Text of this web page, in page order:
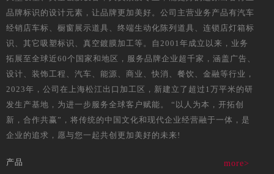
品牌标识的设计元素，让品牌更加美好。公司主营业务产品有汽车
经销店车标、橱窗展示道具、终端生动化陈列道具、连锁店灯箱标
识、其它吸塑标识、真空鍍膜加工等。自2001年成立以来，业务
拓展至全球近60个国家和地区，服务品牌企业超千家，涵盖广告、
设计、装饰工程、汽车、能源、商业、快消、餐饮、金融等行业，
2023年，公司在上海松江出口加工区，新建立了超过1万平米的研
发生产基地，为进一步服务全球客户赋能。 “以人为本，开拓创
新，合作共赢”，将传统的中国文化和现代企业经营融于一体，是
企业的追求，愿与您一起共创更加美好的未来!
产品 more>